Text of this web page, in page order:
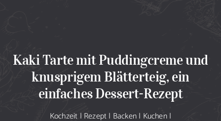
Sammlung
Speiseplan
Kaki Tarte mit Puddingcreme und
knusprigem Blätterteig, ein
einfaches Dessert-Rezept
Kochzeit | Rezept| Backen| Kuchen|